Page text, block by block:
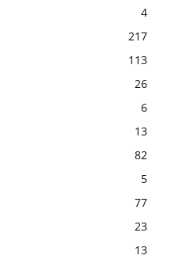
4
217
113
26
6
13
82
5
77
23
13